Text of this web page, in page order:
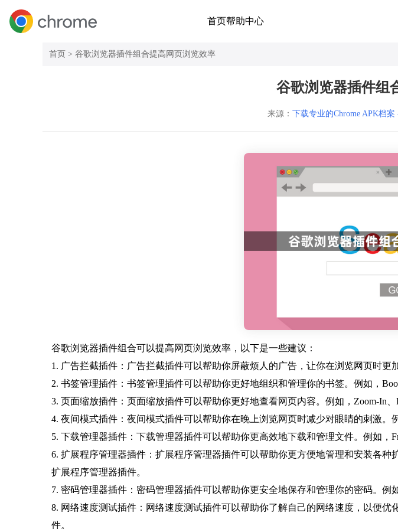
首页帮助中心
首页 > 谷歌浏览器插件组合提高网页浏览效率
谷歌浏览器插件组
来源：下载专业的Chrome APK档案
谷歌浏览器插件组合可以提高网页浏览效率，以下是一些建议：
1. 广告拦截插件：广告拦截插件可以帮助你屏蔽烦人的广告，让你在浏览网页时更
2. 书签管理插件：书签管理插件可以帮助你更好地组织和管理你的书签。例如，
3. 页面缩放插件：页面缩放插件可以帮助你更好地查看网页内容。例如，Zoom-In、
4. 夜间模式插件：夜间模式插件可以帮助你在晚上浏览网页时减少对眼睛的刺激。
5. 下载管理器插件：下载管理器插件可以帮助你更高效地下载和管理文件。例如，
6. 扩展程序管理器插件：扩展程序管理器插件可以帮助你更方便地管理和安装各种
扩展程序管理器插件。
7. 密码管理器插件：密码管理器插件可以帮助你更安全地保存和管理你的密码。例
8. 网络速度测试插件：网络速度测试插件可以帮助你了解自己的网络速度，以便优
件。